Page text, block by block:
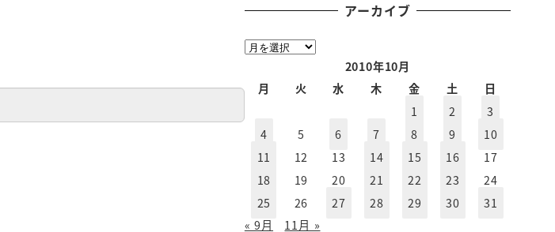
アーカイブ
ア
ブ
2010年10月
月
火 水 木 金 土
日
1
2
3
4
5 6 7 8 9
10
11
12 13 14 15 16
17
18
19 20 21 22 23
24
25
26 27 28 29 30
31
« 9月
11月 »